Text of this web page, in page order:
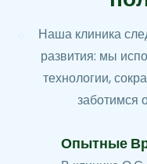
Наша клиника
развития: мы
технологии,
заботимся
Опытные